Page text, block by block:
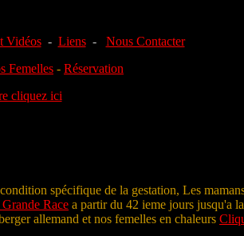
Vidéos- Liens- Nous Contacter
Femelles - Réservation
cliquez ici
spécifique de la gestation, Les
Race a partir du 42 ieme jours jusqu'a
allemand et nos femelles en chaleurs